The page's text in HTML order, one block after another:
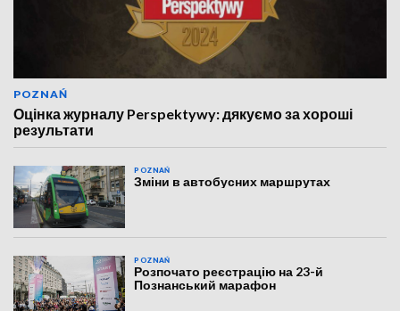
POZNAŃ
Оцінка журналу Perspektywy: дякуємо за хороші
результати
POZNAŃ
Зміни в автобусних маршрутах
POZNAŃ
Розпочато реєстрацію на 23-й
Познанський марафон